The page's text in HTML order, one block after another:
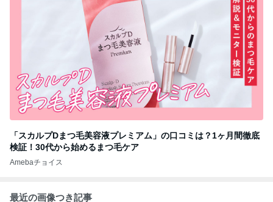
「スカルプDまつ毛美容液プレミアム」の口コミは？1ヶ月間徹底
検証！30代から始めるまつ毛ケア
Amebaチョイス
最近の画像つき記事